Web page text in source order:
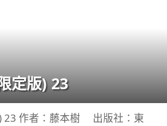
定版) 23
23 作者：藤本樹 出版社：東